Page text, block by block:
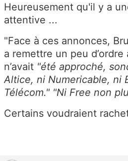
Heureusement qu'il y a
attentive ...
"Face à ces annonces,
a remettre un peu d’ordre
n’avait "été approché,
Altice, ni Numericable, ni
Télécom." "Ni Free non
Certains voudraient